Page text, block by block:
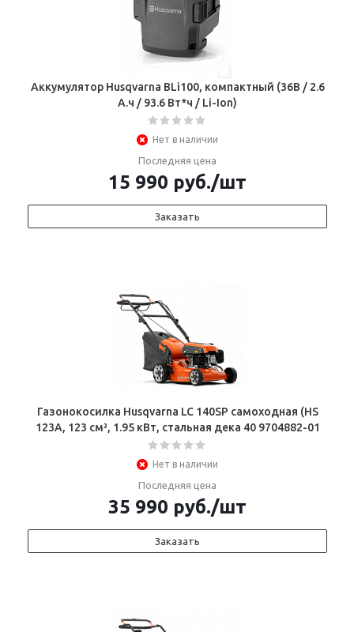
Аккумулятор Husqvarna BLi100, компактный (36В / 2.6
А.ч / 93.6 Вт*ч / Li-Ion)
Нет в наличии
Последняя цена
15 990 руб./шт
Заказать
Газонокосилка Husqvarna LC 140SP самоходная (HS
123A, 123 см³, 1.95 кВт, стальная дека 40 9704882-01
Нет в наличии
Последняя цена
35 990 руб./шт
Заказать